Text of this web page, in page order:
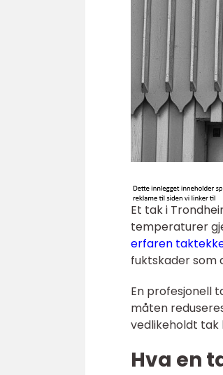
Et tak i
temperaturer
erfaren
fuktskader som
En profesjonell
måten
vedlikeholdt tak
Hva en